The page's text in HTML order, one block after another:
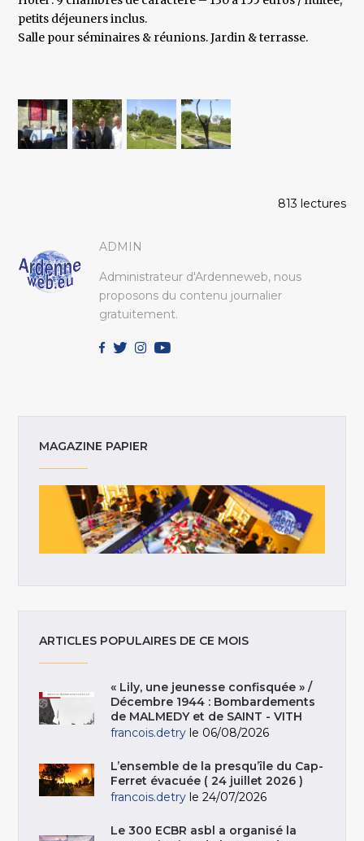
petits déjeuners inclus.
Salle pour séminaires & réunions. Jardin & terrasse.
813 lectures
ADMIN
Administrateur d'Ardenneweb, nous
proposons du contenu journalier
gratuitement.
MAGAZINE PAPIER
ARTICLES POPULAIRES DE CE MOIS
« Lily, une jeunesse confisquée » /
Décembre 1944 : Bombardements
de MALMEDY et de SAINT - VITH
francois.detry le 06/08/2026
L’ensemble de la presqu’île du Cap-
Ferret évacuée ( 24 juillet 2026 )
francois.detry le 24/07/2026
Le 300 ECBR asbl a organisé la